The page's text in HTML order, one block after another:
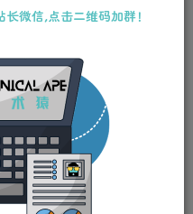
理而来，仅供学习和研究使
作！
石新光速神朱竹清
手工服务端+多区
细搭建教程+视频教程
关注
0
微信,点击二维码加群！